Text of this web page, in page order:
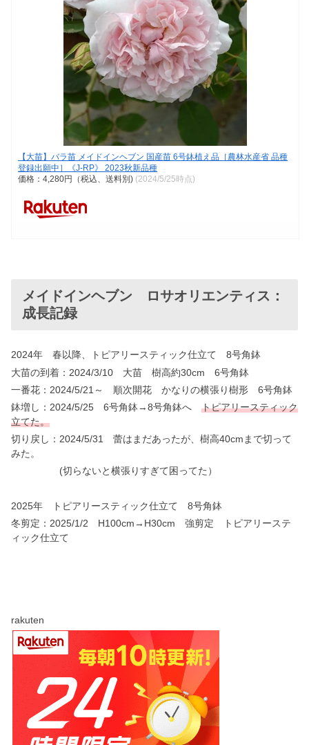
【大苗】バラ苗 メイドインヘブン 国産苗 6号鉢植え品［農林水産省 品種
登録出願中］《J-RP》 2023秋新品種
価格：4,280円（税込、送料別) (2024/5/25時点)
メイドインヘブン ロサオリエンティス：
成長記録
2024年 春以降、トピアリースティック仕立て 8号角鉢
大苗の到着：2024/3/10 大苗 樹高約30cm 6号角鉢
一番花：2024/5/21～ 順次開花 かなりの横張り樹形 6号角鉢
鉢増し：2024/5/25 6号角鉢→8号角鉢へ トピアリースティック
立てた。
切り戻し：2024/5/31 蕾はまだあったが、樹高40cmまで切って
みた。
(切らないと横張りすぎて困ってた）
2025年 トピアリースティック仕立て 8号角鉢
冬剪定：2025/1/2 H100cm→H30cm 強剪定 トピアリーステ
ィック仕立て
rakuten